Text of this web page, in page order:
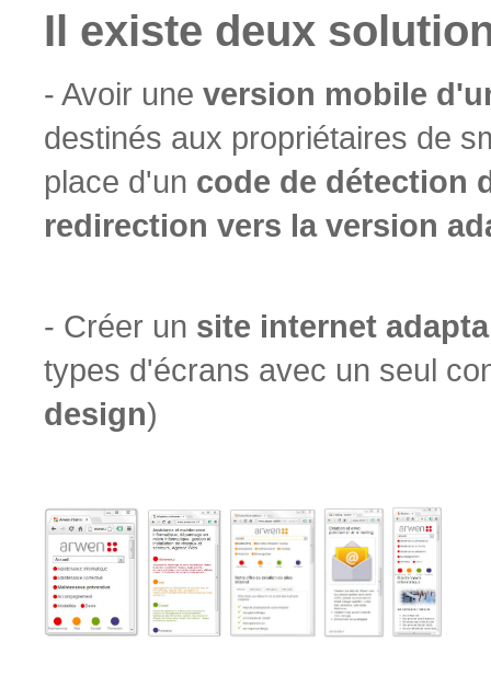
Il existe deux
- Avoir une version mobile
destinés aux propriétaires de
place d'un code de détection
redirection vers la version
- Créer un site internet
types d'écrans avec un seul
design)